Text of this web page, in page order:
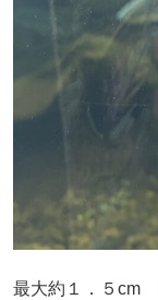
最大約１．５